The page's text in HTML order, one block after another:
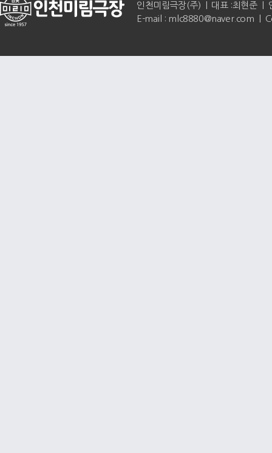
인천미림극장(주) | 대표 :최현준 |
E-mail : mlc8880@naver.com |